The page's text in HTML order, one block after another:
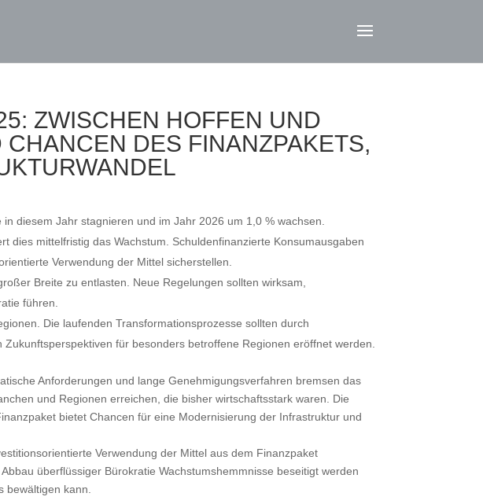
ZWISCHEN HOFFEN UND
DES FINANZPAKETS,
diesem Jahr stagnieren und im Jahr 2026 um 1,0 % wachsen.
dies mittelfristig das Wachstum. Schuldenfinanzierte Konsumausgaben
Verwendung der Mittel sicherstellen.
Breite zu entlasten. Neue Regelungen sollten wirksam,
führen.
Die laufenden Transformationsprozesse sollten durch
für besonders betroffene Regionen eröffnet werden.
Anforderungen und lange Genehmigungsverfahren bremsen das
und Regionen erreichen, die bisher wirtschaftsstark waren. Die
bietet Chancen für eine Modernisierung der Infrastruktur und
Verwendung der Mittel aus dem Finanzpaket
überflüssiger Bürokratie Wachstumshemmnisse beseitigt werden
bewältigen kann.